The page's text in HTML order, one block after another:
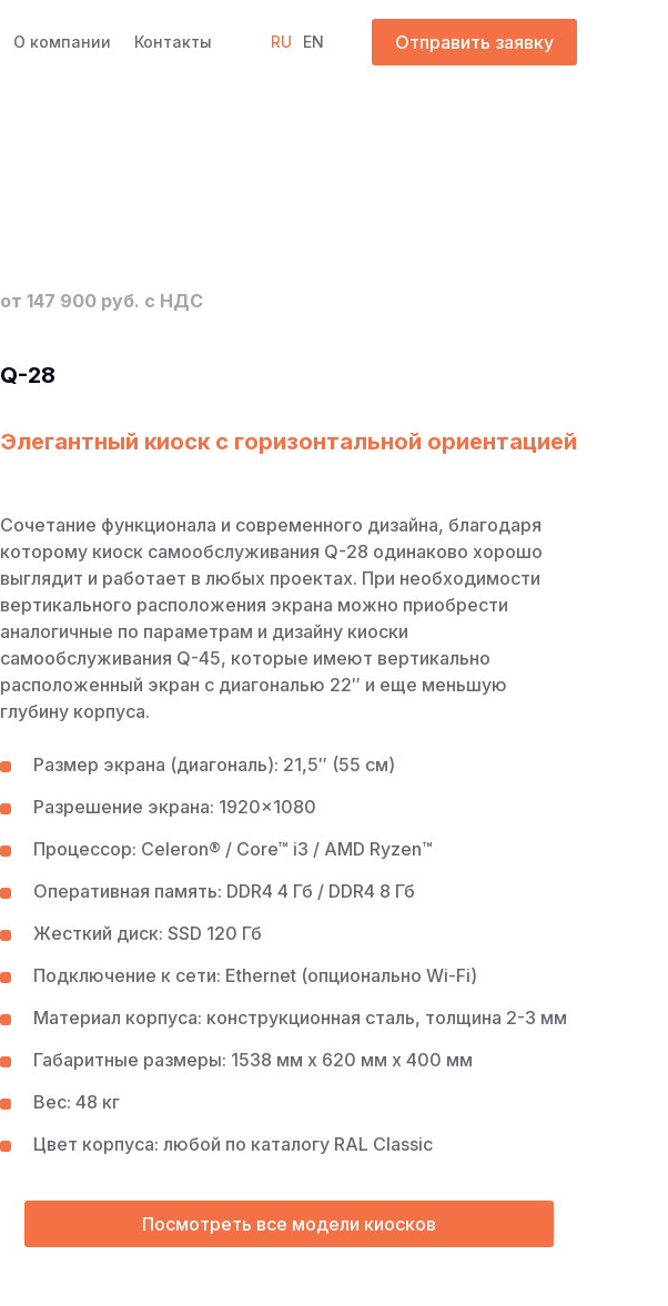
О компании Контакты RU EN Отправить заявку
от 147 900 руб. с НДС
Q-28
Элегантный киоск с горизонтальной ориентацией
Сочетание функционала и современного дизайна, благодаря
которому киоск самообслуживания Q-28 одинаково хорошо
выглядит и работает в любых проектах. При необходимости
вертикального расположения экрана можно приобрести
аналогичные по параметрам и дизайну киоски
самообслуживания Q-45, которые имеют вертикально
расположенный экран с диагональю 22″ и еще меньшую
глубину корпуса.
Размер экрана (диагональ): 21,5″ (55 см)
Разрешение экрана: 1920×1080
Процессор: Celeron® / Core™ i3 / AMD Ryzen™
Оперативная память: DDR4 4 Гб / DDR4 8 Гб
Жесткий диск: SSD 120 Гб
Подключение к сети: Ethernet (опционально Wi-Fi)
Материал корпуса: конструкционная сталь, толщина 2-3 мм
Габаритные размеры: 1538 мм х 620 мм х 400 мм
Вес: 48 кг
Цвет корпуса: любой по каталогу RAL Classic
Посмотреть все модели киосков